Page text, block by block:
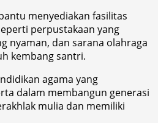
menyediakan fasilitas
perpustakaan yang
nyaman, dan sarana olahraga
kembang santri.
agama yang
dalam membangun generasi
mulia dan memiliki